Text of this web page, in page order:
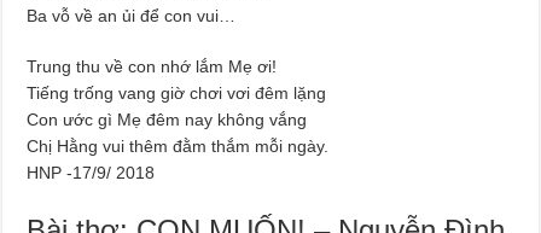
Ba vỗ về an ủi để con vui…
Trung thu về con nhớ lắm Mẹ ơi!
Tiếng trống vang giờ chơi vơi đêm lặng
Con ước gì Mẹ đêm nay không vắng
Chị Hằng vui thêm đằm thắm mỗi ngày.
HNP -17/9/ 2018